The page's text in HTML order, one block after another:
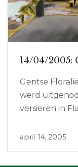
14/04/2005:
Gentse
werd
versieren in
april 14, 2005